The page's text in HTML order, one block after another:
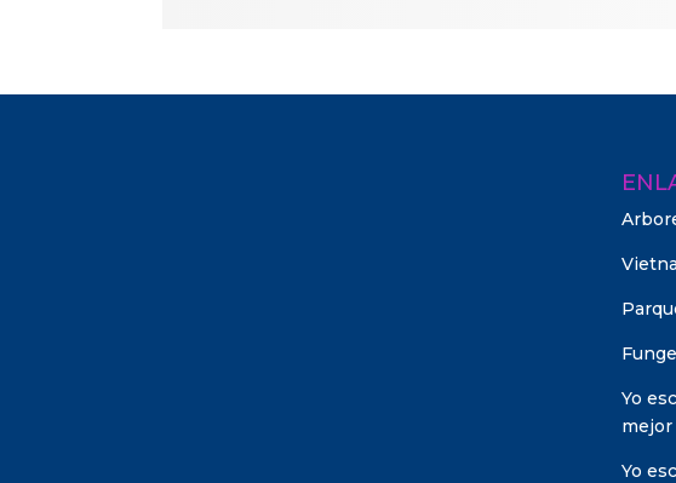
Funge
Yo
mejor
Yo